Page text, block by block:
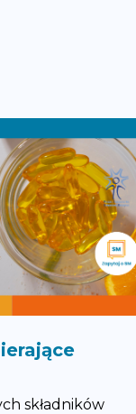
składników